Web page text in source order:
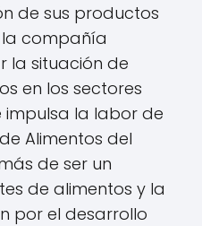
de sus productos
compañía
la situación de
en los sectores
impulsa la labor de
Alimentos del
de ser un
de alimentos y la
por el desarrollo